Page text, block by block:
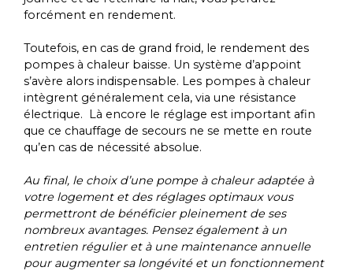
forcément en rendement.
Toutefois, en cas de grand froid, le rendement des
pompes à chaleur baisse. Un système d’appoint
s’avère alors indispensable. Les pompes à chaleur
intègrent généralement cela, via une résistance
électrique. Là encore le réglage est important afin
que ce chauffage de secours ne se mette en route
qu’en cas de nécessité absolue.
Au final, le choix d’une pompe à chaleur adaptée à
votre logement et des réglages optimaux vous
permettront de bénéficier pleinement de ses
nombreux avantages. Pensez également à un
entretien régulier et à une maintenance annuelle
pour augmenter sa longévité et un fonctionnement